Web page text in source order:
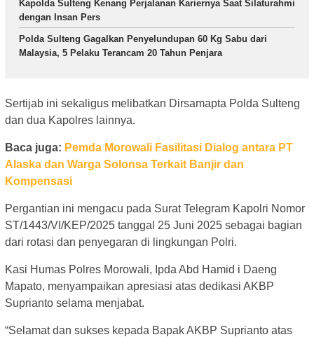
Kapolda Sulteng Kenang Perjalanan Kariernya Saat Silaturahmi
dengan Insan Pers
Polda Sulteng Gagalkan Penyelundupan 60 Kg Sabu dari
Malaysia, 5 Pelaku Terancam 20 Tahun Penjara
Sertijab ini sekaligus melibatkan Dirsamapta Polda Sulteng
dan dua Kapolres lainnya.
Baca juga: Pemda Morowali Fasilitasi Dialog antara PT
Alaska dan Warga Solonsa Terkait Banjir dan
Kompensasi
Pergantian ini mengacu pada Surat Telegram Kapolri Nomor
ST/1443/VI/KEP/2025 tanggal 25 Juni 2025 sebagai bagian
dari rotasi dan penyegaran di lingkungan Polri.
Kasi Humas Polres Morowali, Ipda Abd Hamid i Daeng
Mapato, menyampaikan apresiasi atas dedikasi AKBP
Suprianto selama menjabat.
“Selamat dan sukses kepada Bapak AKBP Suprianto atas